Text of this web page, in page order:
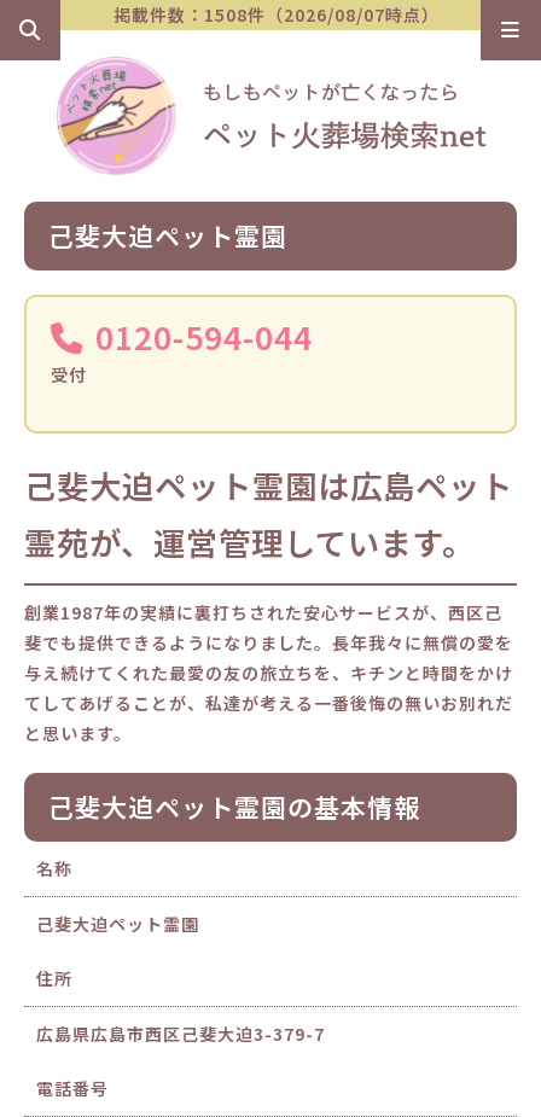
掲載件数：1508件（2026/08/07時点）
己斐大迫ペット霊園
0120-594-044
受付
己斐大迫ペット霊園は広島ペット
霊苑が、運営管理しています。
創業1987年の実績に裏打ちされた安心サービスが、西区己
斐でも提供できるようになりました。長年我々に無償の愛を
与え続けてくれた最愛の友の旅立ちを、キチンと時間をかけ
てしてあげることが、私達が考える一番後悔の無いお別れだ
と思います。
己斐大迫ペット霊園の基本情報
名称
己斐大迫ペット霊園
住所
広島県広島市西区己斐大迫3-379-7
電話番号